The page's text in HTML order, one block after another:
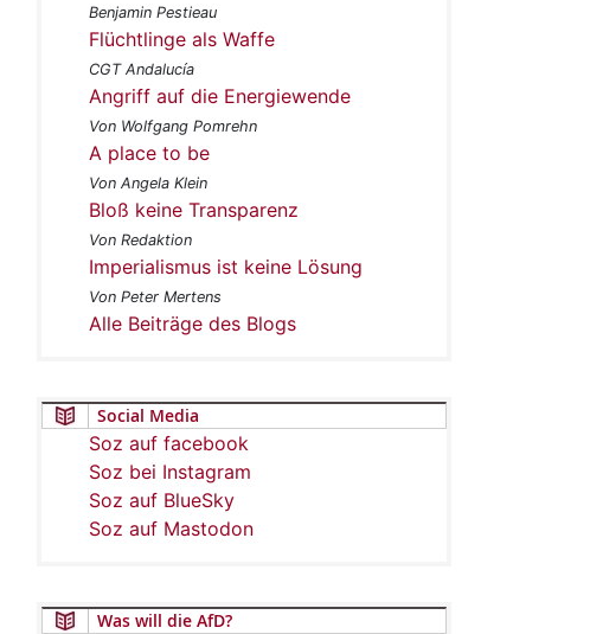
Benjamin Pestieau
Flüchtlinge als Waffe
CGT Andalucía
Angriff auf die Energiewende
Von Wolfgang Pomrehn
A place to be
Von Angela Klein
Bloß keine Transparenz
Von Redaktion
Imperialismus ist keine Lösung
Von Peter Mertens
Alle Beiträge des Blogs
Social Media
Soz auf facebook
Soz bei Instagram
Soz auf BlueSky
Soz auf Mastodon
Was will die AfD?